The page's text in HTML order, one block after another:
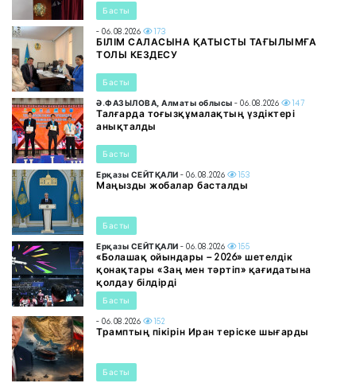
Басты
- 06.08.2026 173
БІЛІМ САЛАСЫНА ҚАТЫСТЫ ТАҒЫЛЫМҒА
ТОЛЫ КЕЗДЕСУ
Басты
Ә.ФАЗЫЛОВА, Алматы облысы - 06.08.2026 147
Талғарда тоғызқұмалақтың үздіктері
анықталды
Басты
Ерқазы СЕЙТҚАЛИ - 06.08.2026 153
Маңызды жобалар басталды
Басты
Ерқазы СЕЙТҚАЛИ - 06.08.2026 155
«Болашақ ойындары – 2026» шетелдік
қонақтары «Заң мен тәртіп» қағидатына
қолдау білдірді
Басты
- 06.08.2026 152
Трамптың пікірін Иран теріске шығарды
Басты